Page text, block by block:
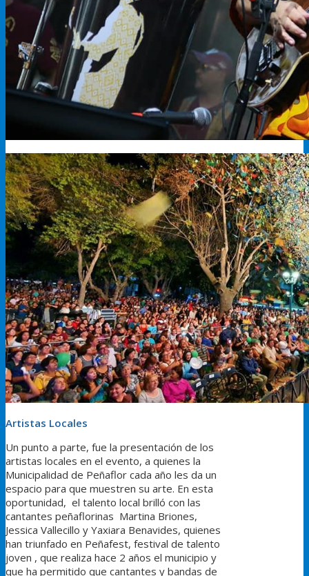
Artistas Locales
Un punto a parte, fue la presentación de los
artistas locales en el evento, a quienes la
Municipalidad de Peñaflor cada año les da un
espacio para que muestren su arte. En esta
oportunidad, el talento local brilló con las
cantantes peñaflorinas Martina Briones,
Jessica Vallecillo y Yaxiara Benavides, quienes
han triunfado en Peñafest, festival de talento
joven , que realiza hace 2 años el municipio y
que ha permitido que cantantes y bandas de